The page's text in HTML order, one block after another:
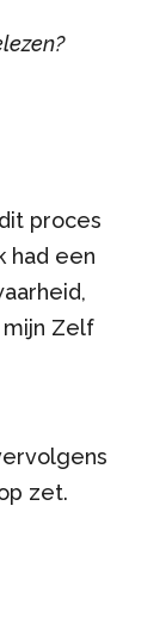
proces
had een
mijn Zelf
zet.